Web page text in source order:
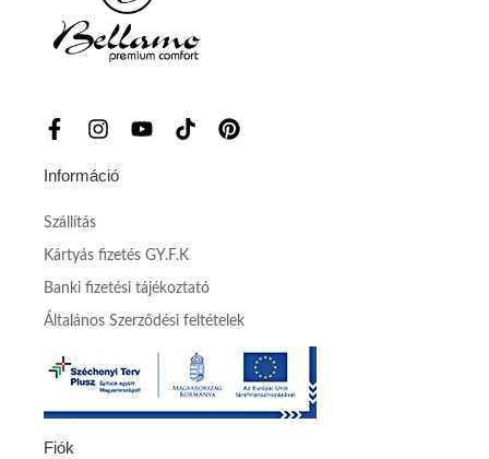
Információ
Szállítás
Kártyás fizetés GY.F.K
Banki fizetési tájékoztató
Általános Szerződési feltételek
Fiók